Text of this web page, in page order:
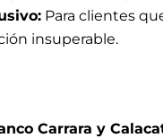
Para clientes
insuperable.
Carrara y